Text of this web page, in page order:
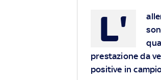
L'
prestazione da
positive in